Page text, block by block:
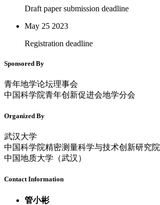
Draft paper submission deadline
May 25 2023
Registration deadline
Sponsored By
青年地学论坛理事会
中国科学院青年创新促进会地学分会
Organized By
武汉大学
中国科学院精密测量科学与技术创新研究院
中国地质大学（武汉）
Contact Information
管小彬